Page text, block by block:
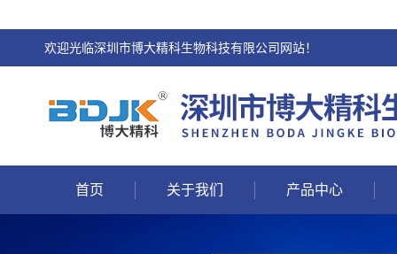
欢迎光临深圳市博大精科生物科技有限公司网站！
首页 关于我们 产品中心